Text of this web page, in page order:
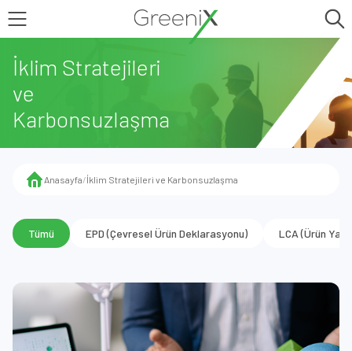
İklim Stratejileri
ve
Karbonsuzlaşma
Anasayfa/İklim Stratejileri ve Karbonsuzlaşma
Tümü EPD (Çevresel Ürün Deklarasyonu) LCA (Ürün